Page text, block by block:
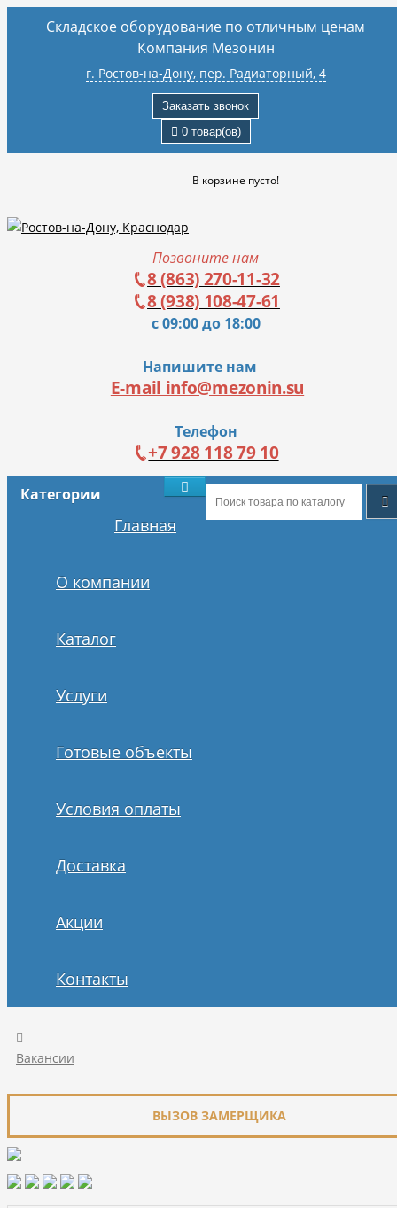
Складское оборудование по отличным ценам
Компания Мезонин
г. Ростов-на-Дону, пер. Радиаторный, 4
Заказать звонок
0 товар(ов)
В корзине пусто!
Позвоните нам
8 (863) 270-11-32
8 (938) 108-47-61
с 09:00 до 18:00
Напишите нам
E-mail info@mezonin.su
Телефон
+7 928 118 79 10
Категории
Главная
О компании
Каталог
Услуги
Готовые объекты
Условия оплаты
Доставка
Акции
Контакты
Вакансии
ВЫЗОВ ЗАМЕРЩИКА